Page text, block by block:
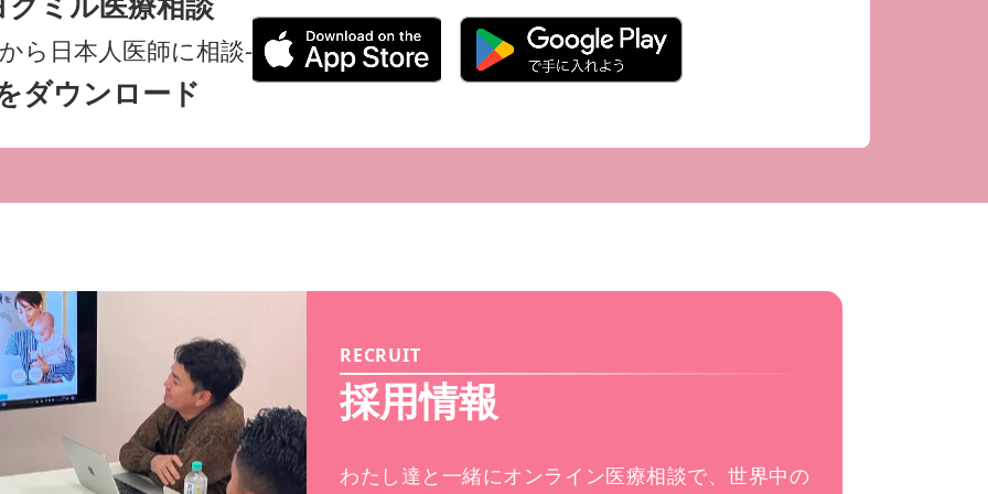
ら日本人医師に相談-
ダウンロード
RECRUIT
採用情報
わたし達と一緒にオンライン医療相談で、世界中の